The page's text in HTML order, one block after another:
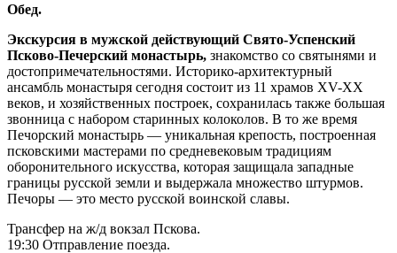
Обед.
Экскурсия в мужской действующий Свято-Успенский
Псково-Печерский монастырь, знакомство со святынями и
достопримечательностями. Историко-архитектурный
ансамбль монастыря сегодня состоит из 11 храмов XV-XX
веков, и хозяйственных построек, сохранилась также большая
звонница с набором старинных колоколов. В то же время
Печорский монастырь — уникальная крепость, построенная
псковскими мастерами по средневековым традициям
оборонительного искусства, которая защищала западные
границы русской земли и выдержала множество штурмов.
Печоры — это место русской воинской славы.
Трансфер на ж/д вокзал Пскова.
19:30 Отправление поезда.